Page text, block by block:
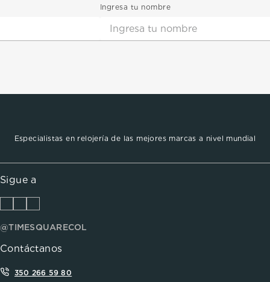
Ingresa tu nombre
Especialistas en relojería de las mejores marcas a nivel mundial
Sigue a
@TIMESQUARECOL
Contáctanos
350 266 59 80